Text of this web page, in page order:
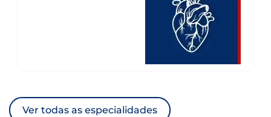
TRATAMENTO DE ANIMAIS
Ver todas as especialidades